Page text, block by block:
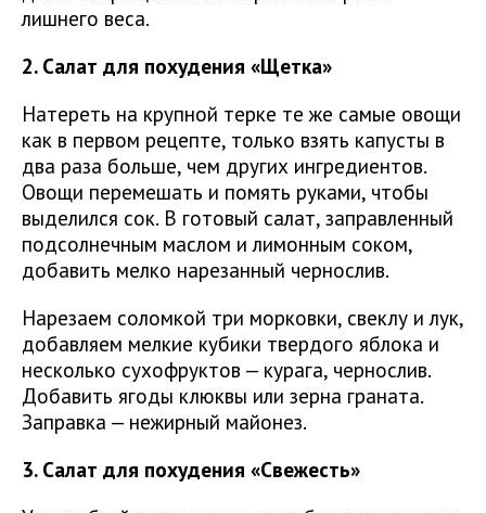
лишнего веса.
2. Салат для похудения «Щетка»
Натереть на крупной терке те же самые овощи
как в первом рецепте, только взять капусты в
два раза больше, чем других ингредиентов.
Овощи перемешать и помять руками, чтобы
выделился сок. В готовый салат, заправленный
подсолнечным маслом и лимонным соком,
добавить мелко нарезанный чернослив.
Нарезаем соломкой три морковки, свеклу и лук,
добавляем мелкие кубики твердого яблока и
несколько сухофруктов — курага, чернослив.
Добавить ягоды клюквы или зерна граната.
Заправка — нежирный майонез.
3. Салат для похудения «Свежесть»